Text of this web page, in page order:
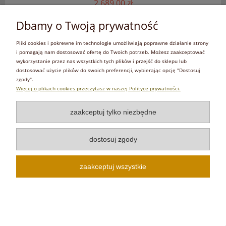
2 689,00 zł
do koszyka
Dbamy o Twoją prywatność
Pliki cookies i pokrewne im technologie umożliwiają poprawne działanie strony
i pomagają nam dostosować ofertę do Twoich potrzeb. Możesz zaakceptować
wykorzystanie przez nas wszystkich tych plików i przejść do sklepu lub
dostosować użycie plików do swoich preferencji, wybierając opcję "Dostosuj
zgody".
Więcej o plikach cookies przeczytasz w naszej Polityce prywatności.
zaakceptuj tylko niezbędne
dostosuj zgody
zaakceptuj wszystkie